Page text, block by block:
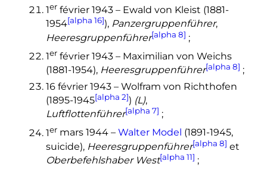
1er février 1943– Ewald von Kleist (1881-
1954[alpha 16]), Panzergruppenführer,
Heeresgruppenführer[alpha 8] ;
1er février 1943– Maximilian von Weichs
(1881-1954), Heeresgruppenführer[alpha 8] ;
16 février 1943– Wolfram von Richthofen
(1895-1945[alpha 2]) (L),
Luftflottenführer[alpha 7] ;
1ermars 1944– Walter Model (1891-1945,
suicide), Heeresgruppenführer[alpha 8] et
Oberbefehlshaber West[alpha 11] ;